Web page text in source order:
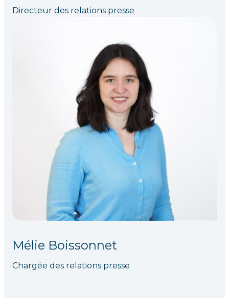
Directeur des relations presse
Mélie Boissonnet
Chargée des relations presse